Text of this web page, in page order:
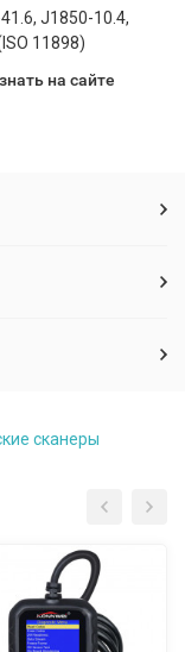
J1850-10.4,
11898)
на сайте
сканеры